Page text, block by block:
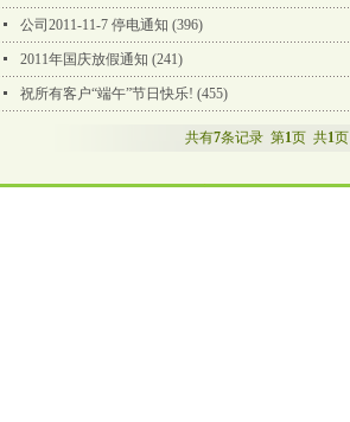
公司2011-11-7 停电通知 (396)
2011年国庆放假通知 (241)
祝所有客户“端午”节日快乐! (455)
共有7条记录 第1页 共1页